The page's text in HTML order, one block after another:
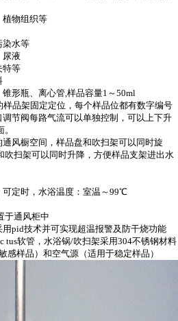
植物组织等
染水等
尿液
特等
锥形瓶、离心管,样品容量1 ～50ml
样品架固定定位，每个样品位都有数字编号
调节阀每路气流可以单独控制，可以上下升
风橱空间，样品盘和吹扫架可以同时旋
吹扫架可以同时升降，方便样品支架进出水
定时，水浴温度：室温～99℃
于通风柜中
pid技术并可实现超温报警及防干烧功能
tus软管，水浴锅/吹扫架采用304不锈钢材料
感样品）和空气源（适用于稳定样品）